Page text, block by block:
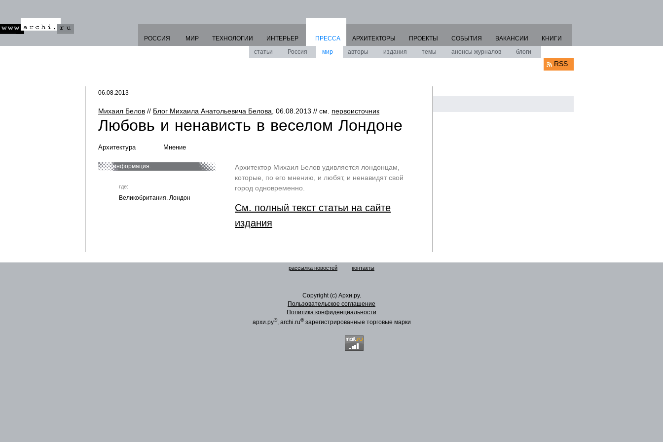
РОССИЯ МИР ТЕХНОЛОГИИ ИНТЕРЬЕР
ПРЕССА
статьи
Россия мир авторы издания темы анонсы журналов блоги
АРХИТЕКТОРЫ ПРОЕКТЫ СОБЫТИЯ ВАКАНСИИ КНИГИ
RSS
06.08.2013
Михаил Белов // Блог Михаила Анатольевича Белова , 06.08.2013 // см. первоисточник
Любовь и ненависть в веселом Лондоне
Архитектура Мнение
информация:
где:
Великобритания. Лондон
Архитектор Михаил Белов удивляется лондонцам,
которые, по его мнению, и любят, и ненавидят свой
город одновременно.
См. полный текст статьи на сайте
издания
рассылка новостей контакты
Copyright (c) Архи.ру.
Пользовательское соглашение
Политика конфиденциальности
архи.ру®, archi.ru®зарегистрированные торговые марки